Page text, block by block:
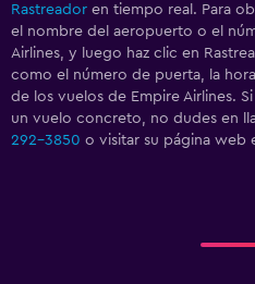
Rastreador en tiempo real. Para
el nombre del aeropuerto o el
Airlines, y luego haz clic en
como el número de puerta, la
de los vuelos de Empire Airlines.
un vuelo concreto, no dudes en
292-3850 o visitar su página web